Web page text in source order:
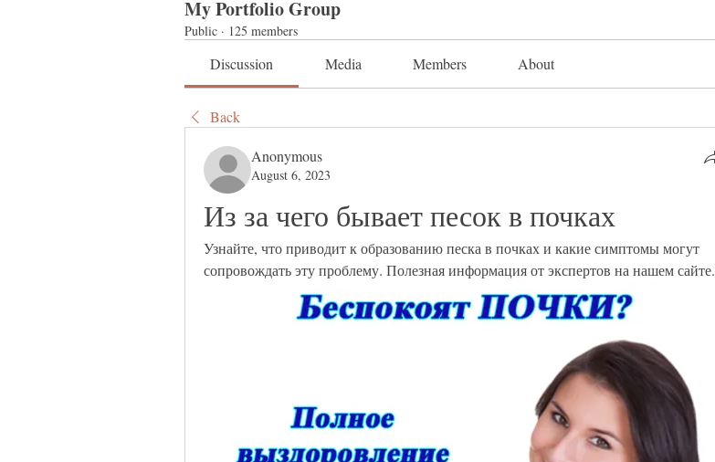
My Portfolio Group
Public · 125 members
Discussion Media Members About
Back
Anonymous
August 6, 2023
Из за чего бывает песок в почках
Узнайте, что приводит к образованию песка в почках и какие симптомы могут
сопровождать эту проблему. Полезная информация от экспертов на нашем сайте.